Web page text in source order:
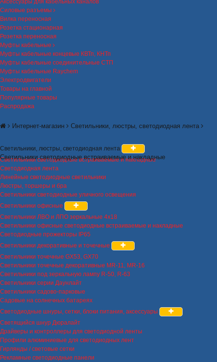
Аксессуары для кабельных каналов
Силовые разъемы
Вилка переносная
Розетка стационарная
Розетка переносная
Муфты кабельные
Муфты кабельные концевые КВТп, КНТп
Муфты кабельные соединительные СТП
Муфты кабельные Raychem
Электродвигатели
Товары на главной
Популярные товары
Распродажа
Интернет-магазин Светильники, люстры, светодиодная лента
Светильники светодиодные встраиваемые и накладные
Светильники, люстры, светодиодная лента
Светильники светодиодные встраиваемые и накладные
Светодиодная лента
Линейные светодиодные светильники
Люстры, торшеры и бра
Светильники светодиодные уличного освещения
Светильники офисные
Светильники ЛВО и ЛПО зеркальные 4х18
Светильники офисные светодиодные встраиваемые и накладные
Светодиодные прожекторы IP65
Светильники декоративные и точечные
Светильники точечные GX53, GX70
Светильники точечные декоративные MR-11, MR-16
Светильники под зеркальную лампу R-50, R-63
Светильники серии Даунлайт
Светильники садово-парковые
Садовые на солнечных батареях
Светодиодные шнуры, сетки, блоки питания, аксессуары
Светящийся шнур Дюралайт
Драйверы и контроллеры для светодиодной ленты
Профили алюминиевые для светодиодных лент
Гирлянды / световые сетки
Рекламные светодиодные панели